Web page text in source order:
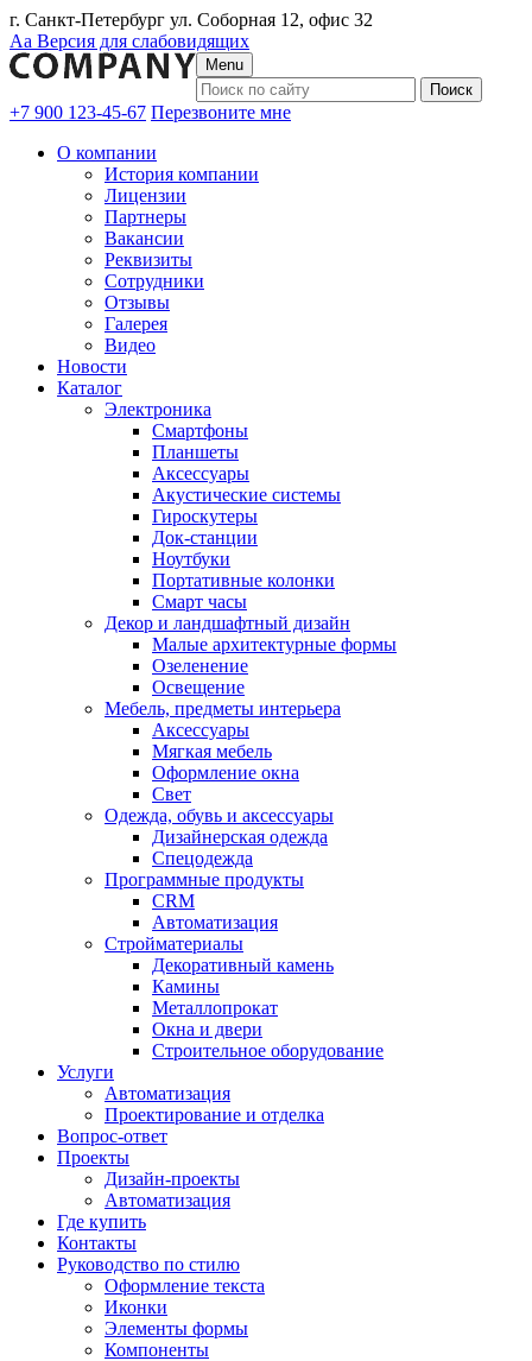
г. Санкт-Петербург ул. Соборная 12, офис 32
Аа Версия для слабовидящих
Menu
+7 900 123-45-67 Перезвоните мне
О компании
История компании
Лицензии
Партнеры
Вакансии
Реквизиты
Сотрудники
Отзывы
Галерея
Видео
Новости
Каталог
Электроника
Смартфоны
Планшеты
Аксессуары
Акустические системы
Гироскутеры
Док-станции
Ноутбуки
Портативные колонки
Смарт часы
Декор и ландшафтный дизайн
Малые архитектурные формы
Озеленение
Освещение
Мебель, предметы интерьера
Аксессуары
Мягкая мебель
Оформление окна
Свет
Одежда, обувь и аксессуары
Дизайнерская одежда
Спецодежда
Программные продукты
CRM
Автоматизация
Стройматериалы
Декоративный камень
Камины
Металлопрокат
Окна и двери
Строительное оборудование
Услуги
Автоматизация
Проектирование и отделка
Вопрос-ответ
Проекты
Дизайн-проекты
Автоматизация
Где купить
Контакты
Руководство по стилю
Оформление текста
Иконки
Элементы формы
Компоненты